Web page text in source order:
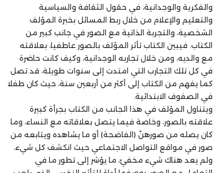
والفكرية والوجدانية، في حقول الثقافة والسياسية
والتعليم والإعلام من خلال ربط المسائل بخبرة المؤلف
الشخصية، والتجربة الذاتية مع الصور في جانب كبير من
الكتاب. فيبين الكتاب تأثر المؤلف بالصور عاطفيا، بعلاقته
مع والديه، ومن خلال تجاربه الوجدانية، وكيف كانت حاضرة
في كل تلك التجارب التي امتدت إلى سنوات طويلة، قد تصل
كما يفهم من الكتاب إلى أكثر من أربعين سنة، حيث كان طفلا
في الصفوف الابتدائية.
ويتناول المؤلف في هذا الجانب من الكتاب بجرأة كبيرة
علاقته بالصور، وخاصة فيما يتصل بعلاقاته مع النساء، وما
كان يصله من صورهنّ (الفاضحة) أو ما يشاهده ويتابعه من
صور في مواقع التواصل الاجتماعي حيث انكشف كل شيء،
ولم يعد هناك شيء مخفيّ، ما يؤشر إلى تطور ما في